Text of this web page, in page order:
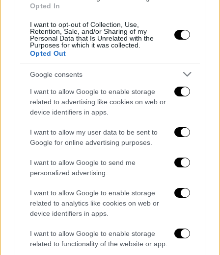
Opted In
I want to opt-out of Collection, Use,
Retention, Sale, and/or Sharing of my
Personal Data that Is Unrelated with the
Purposes for which it was collected.
Opted Out
Google consents
I want to allow Google to enable storage
related to advertising like cookies on web or
device identifiers in apps.
I want to allow my user data to be sent to
Google for online advertising purposes.
I want to allow Google to send me
personalized advertising.
I want to allow Google to enable storage
related to analytics like cookies on web or
device identifiers in apps.
I want to allow Google to enable storage
related to functionality of the website or app.
Falcone e Borsellino nel Salernitano
Redazione
- Pubblicità -